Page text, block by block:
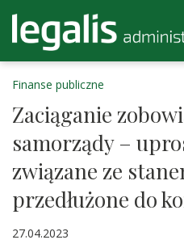
Finanse publiczne
Zaciąganie
samorządy –
związane ze
przedłużone do
27.04.2023